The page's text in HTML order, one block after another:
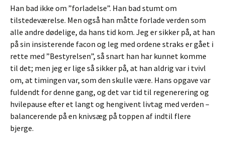
Han bad ikke om ”forladelse”. Han bad stumt om
tilstedeværelse. Men også han måtte forlade verden som
alle andre dødelige, da hans tid kom. Jeg er sikker på, at han
på sin insisterende facon og leg med ordene straks er gået i
rette med ”Bestyrelsen”, så snart han har kunnet komme
til det; men jeg er lige så sikker på, at han aldrig var i tvivl
om, at timingen var, som den skulle være. Hans opgave var
fuldendt for denne gang, og det var tid til regenerering og
hvilepause efter et langt og hengivent livtag med verden –
balancerende på en knivsæg på toppen af indtil flere
bjerge.